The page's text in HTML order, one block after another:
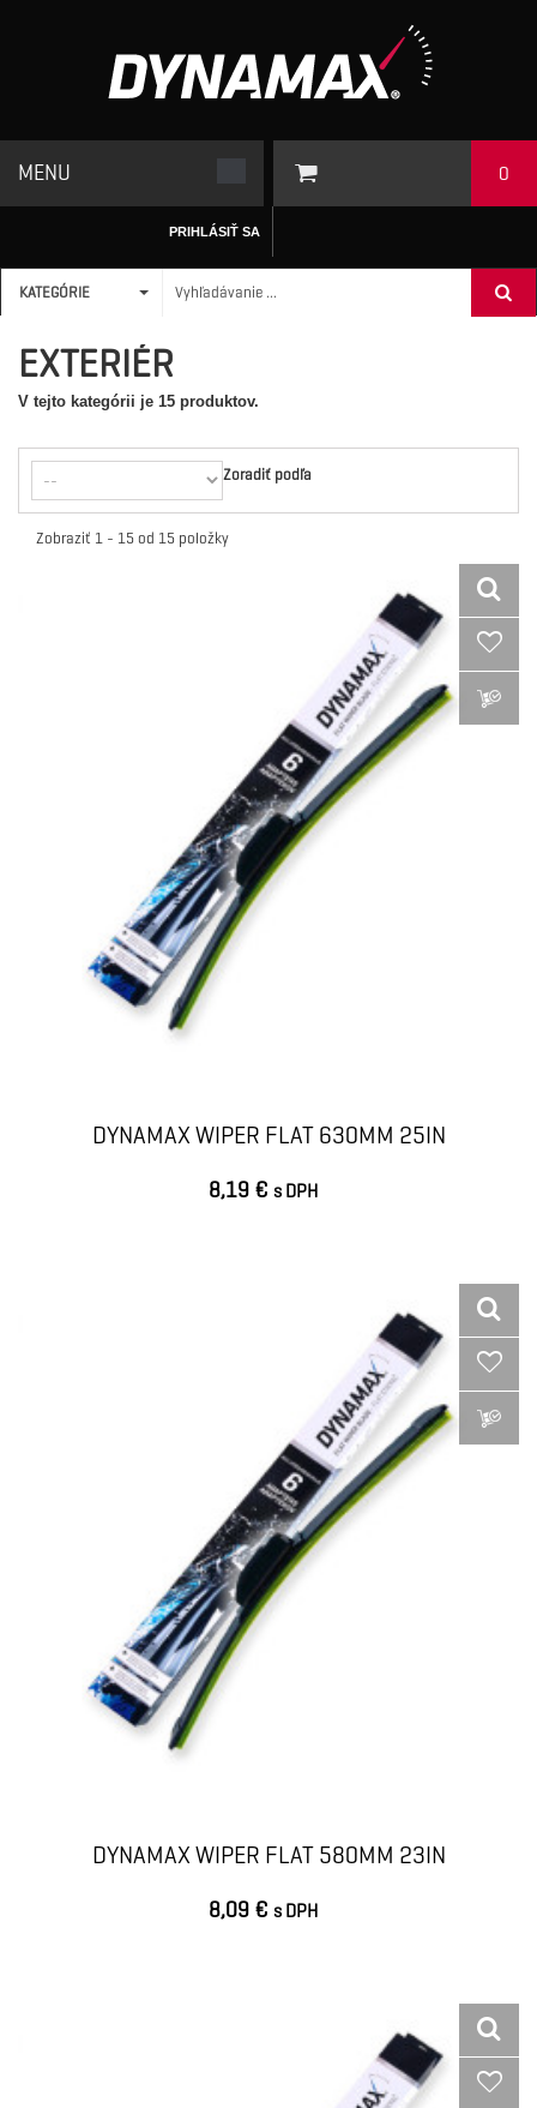
MENU 0
PRIHLÁSIŤ SA
KATEGÓRIE
ÚVODNÁ STRÁNKA / AUTODOPLNKY
EXTERIÉR
V tejto kategórii je 15 produktov.
Zoradiť podľa
Zobraziť 1 - 15 od 15 položky
DYNAMAX WIPER FLAT 630MM 25IN
8,19 € s DPH
DYNAMAX WIPER FLAT 580MM 23IN
8,09 € s DPH